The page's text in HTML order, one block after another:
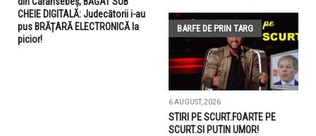
CHEIE DIGITALĂ: Judecătorii i-au
pus BRĂȚARĂ ELECTRONICĂ la
picior!
BARFE DE PRIN TARG
6 AUGUST, 2026
STIRI PE SCURT.FOARTE PE
SCURT.SI PUTIN UMOR!